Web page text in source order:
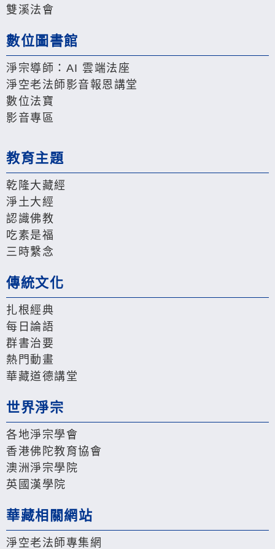
雙溪法會
數位圖書館
淨宗導師：AI 雲端法座
淨空老法師影音報恩講堂
數位法寶
影音專區
教育主題
乾隆大藏經
淨土大經
認識佛教
吃素是福
三時繫念
傳統文化
扎根經典
每日論語
群書治要
熱門動畫
華藏道德講堂
世界淨宗
各地淨宗學會
香港佛陀教育協會
澳洲淨宗學院
英國漢學院
華藏相關網站
淨空老法師專集網